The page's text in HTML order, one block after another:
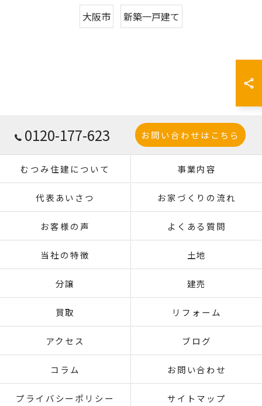
大阪市 新築一戸建て
0120-177-623 お問い合わせはこちら
むつみ住建について 事業内容
代表あいさつ お家づくりの流れ
お客様の声 よくある質問
当社の特徴 土地
分譲 建売
買取 リフォーム
アクセス ブログ
コラム お問い合わせ
プライバシーポリシー サイトマップ